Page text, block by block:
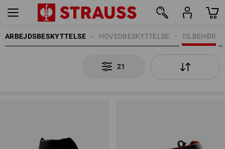
ARBEJDSBESKYTTELSE TILBEHØR
HOVEDBESKYTTELSE
21